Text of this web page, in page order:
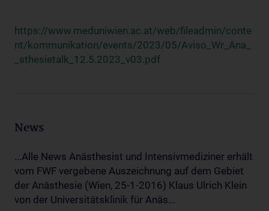
https://www.meduniwien.ac.at/web/fileadmin/conte
nt/kommunikation/events/2023/05/Aviso_Wr_Ana_
_sthesietalk_12.5.2023_v03.pdf
News
...Alle News Anästhesist und Intensivmediziner erhält
vom FWF vergebene Auszeichnung auf dem Gebiet
der Anästhesie (Wien, 25-1-2016) Klaus Ulrich Klein
von der Universitätsklinik für Anäs...